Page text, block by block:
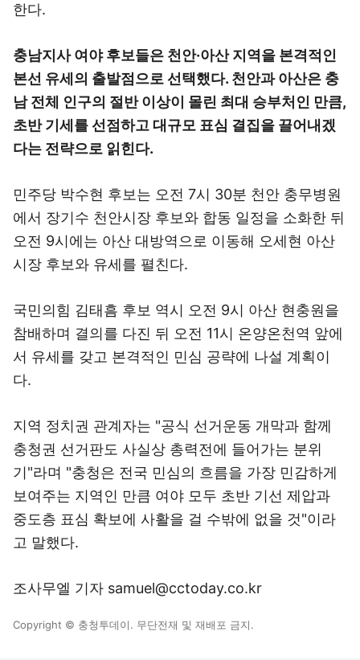
한다.
충남지사 여야 후보들은 천안·아산 지역을 본격적인
본선 유세의 출발점으로 선택했다. 천안과 아산은 충
남 전체 인구의 절반 이상이 몰린 최대 승부처인 만큼,
초반 기세를 선점하고 대규모 표심 결집을 끌어내겠
다는 전략으로 읽힌다.
민주당 박수현 후보는 오전 7시 30분 천안 충무병원
에서 장기수 천안시장 후보와 합동 일정을 소화한 뒤
오전 9시에는 아산 대방역으로 이동해 오세현 아산
시장 후보와 유세를 펼친다.
국민의힘 김태흠 후보 역시 오전 9시 아산 현충원을
참배하며 결의를 다진 뒤 오전 11시 온양온천역 앞에
서 유세를 갖고 본격적인 민심 공략에 나설 계획이
다.
지역 정치권 관계자는 "공식 선거운동 개막과 함께
충청권 선거판도 사실상 총력전에 들어가는 분위
기"라며 "충청은 전국 민심의 흐름을 가장 민감하게
보여주는 지역인 만큼 여야 모두 초반 기선 제압과
중도층 표심 확보에 사활을 걸 수밖에 없을 것"이라
고 말했다.
조사무엘 기자 samuel@cctoday.co.kr
Copyright © 충청투데이. 무단전재 및 재배포 금지.